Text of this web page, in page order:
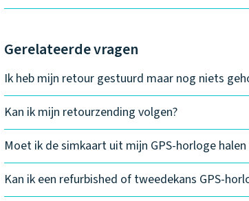
Gerelateerde vragen
Ik heb mijn retour gestuurd maar nog niets
Kan ik mijn retourzending volgen?
Moet ik de simkaart uit mijn GPS-horloge
Kan ik een refurbished of tweedekans GPS-